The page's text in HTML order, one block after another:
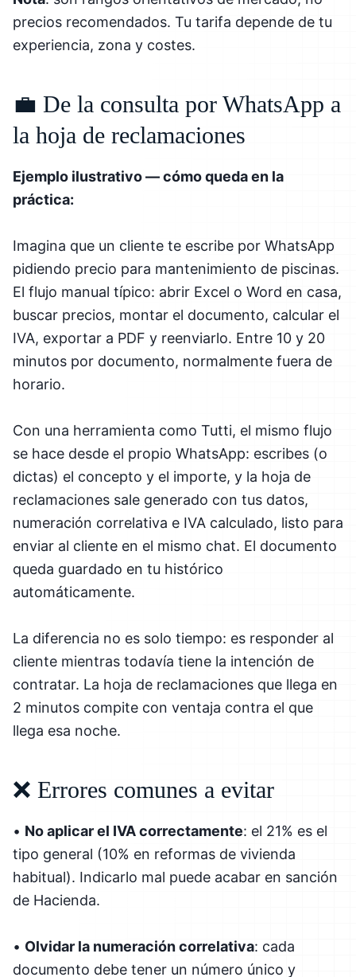
precios recomendados. Tu tarifa depende de tu
experiencia, zona y costes.
💼 De la consulta por WhatsApp a
la hoja de reclamaciones
Ejemplo ilustrativo — cómo queda en la
práctica:
Imagina que un cliente te escribe por WhatsApp
pidiendo precio para mantenimiento de piscinas.
El flujo manual típico: abrir Excel o Word en casa,
buscar precios, montar el documento, calcular el
IVA, exportar a PDF y reenviarlo. Entre 10 y 20
minutos por documento, normalmente fuera de
horario.
Con una herramienta como Tutti, el mismo flujo
se hace desde el propio WhatsApp: escribes (o
dictas) el concepto y el importe, y la hoja de
reclamaciones sale generado con tus datos,
numeración correlativa e IVA calculado, listo para
enviar al cliente en el mismo chat. El documento
queda guardado en tu histórico
automáticamente.
La diferencia no es solo tiempo: es responder al
cliente mientras todavía tiene la intención de
contratar. La hoja de reclamaciones que llega en
2 minutos compite con ventaja contra el que
llega esa noche.
❌ Errores comunes a evitar
• No aplicar el IVA correctamente: el 21% es el
tipo general (10% en reformas de vivienda
habitual). Indicarlo mal puede acabar en sanción
de Hacienda.
• Olvidar la numeración correlativa: cada
documento debe tener un número único y